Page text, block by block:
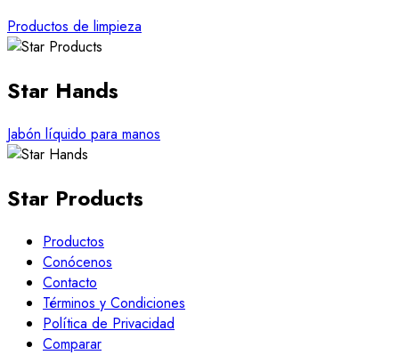
Productos de limpieza
Star Hands
Jabón líquido para manos
Star Products
Productos
Conócenos
Contacto
Términos y Condiciones
Política de Privacidad
Comparar